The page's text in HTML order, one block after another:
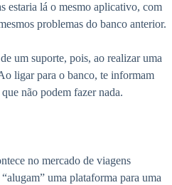
estaria lá o mesmo aplicativo, com
problemas do banco anterior.
um suporte, pois, ao realizar uma
ligar para o banco, te informam
não podem fazer nada.
no mercado de viagens
uma plataforma para uma